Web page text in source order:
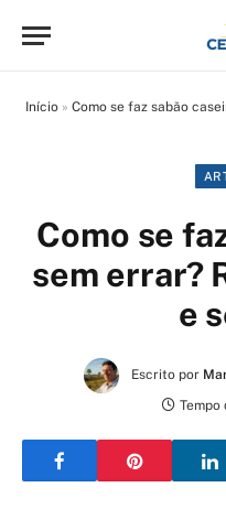
Início» Como se faz sabão
Como se
sem errar?
e
Escrito por
Tempo